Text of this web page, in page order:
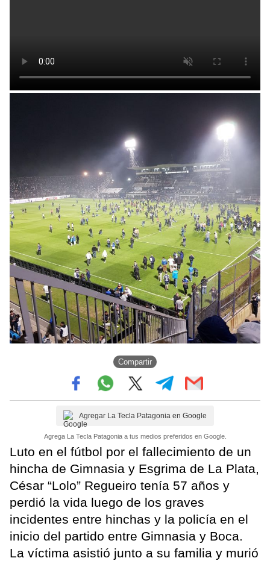
Compartir
Agregar La Tecla Patagonia en Google
Agrega La Tecla Patagonia a tus medios preferidos en Google.
Luto en el fútbol por el fallecimiento de un
hincha de Gimnasia y Esgrima de La Plata,
César “Lolo” Regueiro tenía 57 años y
perdió la vida luego de los graves
incidentes entre hinchas y la policía en el
inicio del partido entre Gimnasia y Boca.
La víctima asistió junto a su familia y murió